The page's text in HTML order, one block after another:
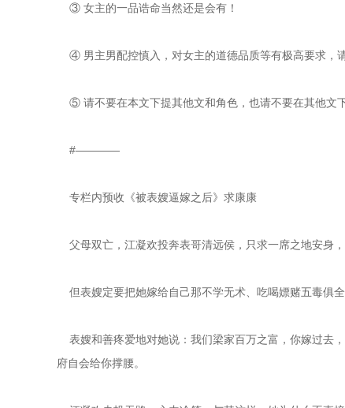
③ 女主的一品诰命当然还是会有！
④ 男主男配控慎入，对女主的道德品质等有极高要求，
⑤ 请不要在本文下提其他文和角色，也请不要在其他文
#————
专栏内预收《被表嫂逼嫁之后》求康康
父母双亡，江凝欢投奔表哥清远侯，只求一席之地安身，
但表嫂定要把她嫁给自己那不学无术、吃喝嫖赌五毒俱全
表嫂和善疼爱地对她说：我们梁家百万之富，你嫁过去
府自会给你撑腰。